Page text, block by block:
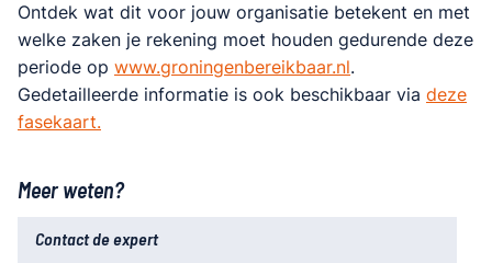
Ontdek wat dit voor jouw organisatie betekent en met
welke zaken je rekening moet houden gedurende deze
periode op www.groningenbereikbaar.nl.
Gedetailleerde informatie is ook beschikbaar via deze
fasekaart.
Meer weten?
Contact de expert